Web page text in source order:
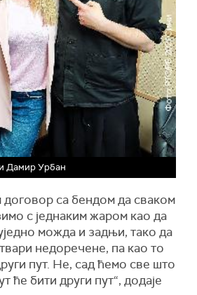
Дамир Урбан
са бендом да сваком
с једнаким жаром као да
можда и задњи, тако да
недоречене, па као то
пут. Не, сад ћемо све што
ће бити други пут“, додаје